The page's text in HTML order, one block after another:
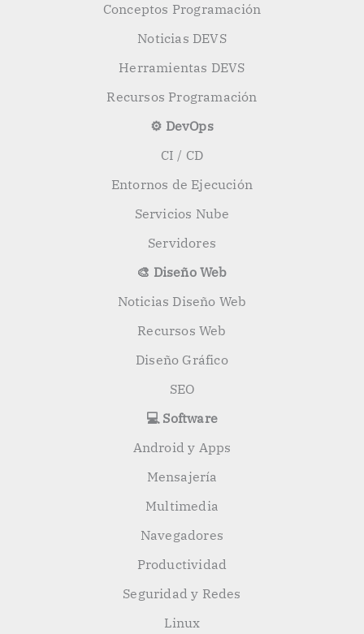
Conceptos Programación
Noticias DEVS
Herramientas DEVS
Recursos Programación
⚙️ DevOps
CI / CD
Entornos de Ejecución
Servicios Nube
Servidores
🎨 Diseño Web
Noticias Diseño Web
Recursos Web
Diseño Gráfico
SEO
💻 Software
Android y Apps
Mensajería
Multimedia
Navegadores
Productividad
Seguridad y Redes
Linux